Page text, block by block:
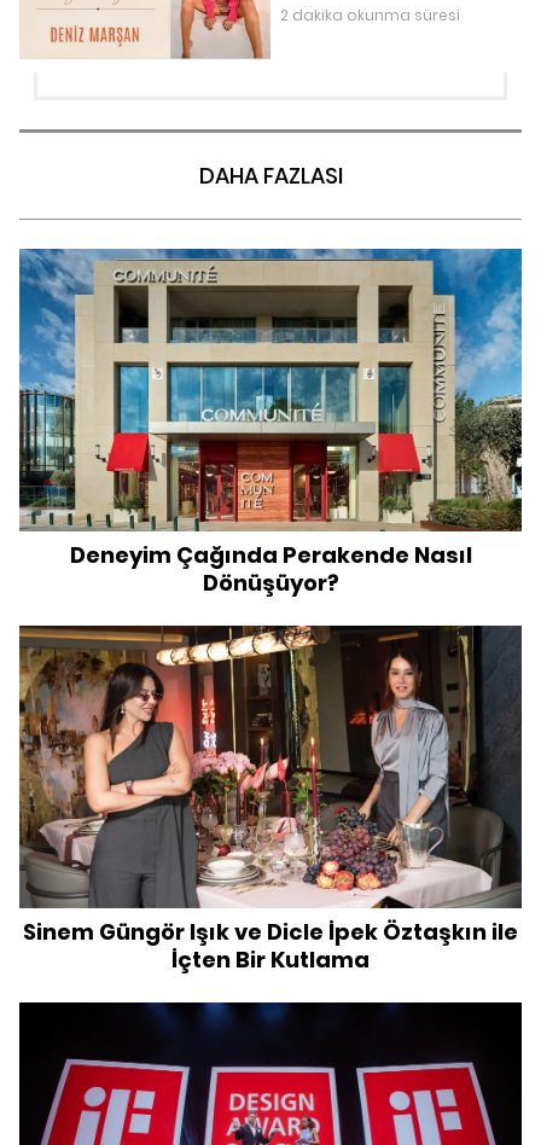
2 dakika okunma süresi
DAHA FAZLASI
Deneyim Çağında Perakende Nasıl
Dönüşüyor?
Sinem Güngör Işık ve Dicle İpek Öztaşkın ile
İçten Bir Kutlama